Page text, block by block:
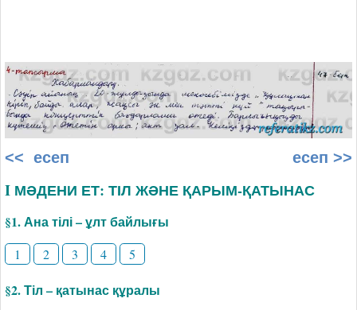
<< есеп есеп >>
I МӘДЕНИ ЕТ: ТІЛ ЖӘНЕ ҚАРЫМ-ҚАТЫНАС
§1. Ана тілі – ұлт байлығы
1 2 3 4 5
§2. Тіл – қатынас құралы